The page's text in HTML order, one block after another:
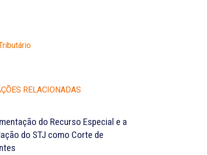
RELACIONADAS
do Recurso Especial e a
do STJ como Corte de